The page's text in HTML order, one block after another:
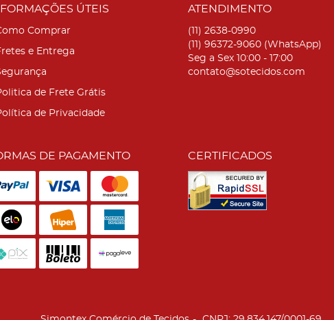
ÚTEIS
Comprar
e Entrega
de Frete Grátis
de Privacidade
ATENDIMENTO
(11) 2638-0990
(11) 96372-9060 (WhatsApp)
Seg a Sex 10:00 - 17:00
contato@sotecidos.com
DE PAGAMENTO CERTIFICADOS